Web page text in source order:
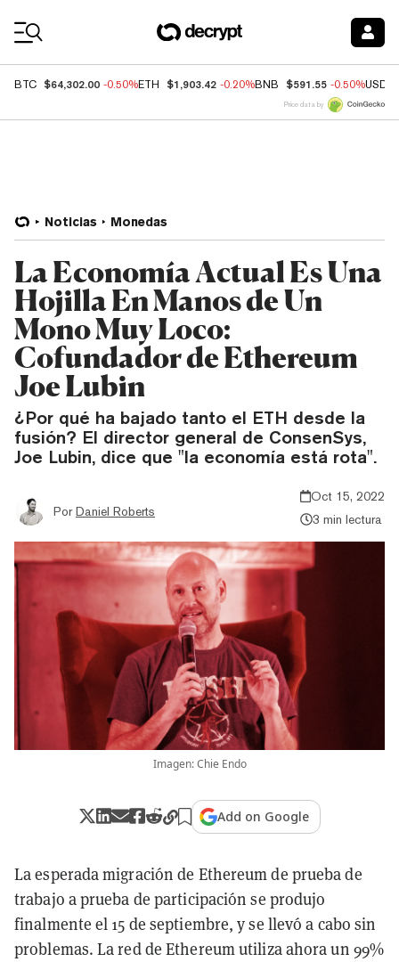
BTC $64,302.00 -0.50%ETH $1,903.42 -0.20%BNB $591.55 -0.50%USDC
Price data by
Noticias Monedas
La Economía Actual Es Una
Hojilla En Manos de Un
Mono Muy Loco:
Cofundador de Ethereum
Joe Lubin
¿Por qué ha bajado tanto el ETH desde la
fusión? El director general de ConsenSys,
Joe Lubin, dice que "la economía está rota".
Por Daniel Roberts
Oct 15, 2022
3 min lectura
Imagen: Chie Endo
Add on Google
La esperada migración de Ethereum de prueba de
trabajo a prueba de participación se produjo
finalmente el 15 de septiembre, y se llevó a cabo sin
problemas. La red de Ethereum utiliza ahora un 99%